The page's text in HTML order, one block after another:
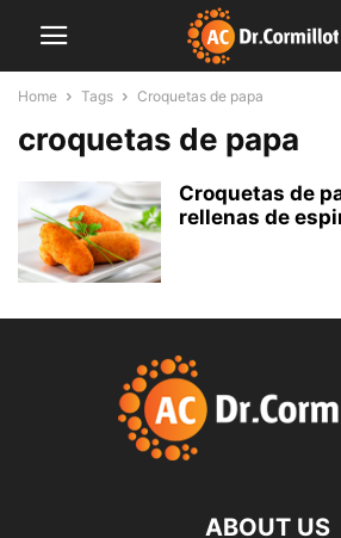
Home Tags Croquetas de papa
croquetas de papa
Croquetas de
rellenas de
ABOUT US